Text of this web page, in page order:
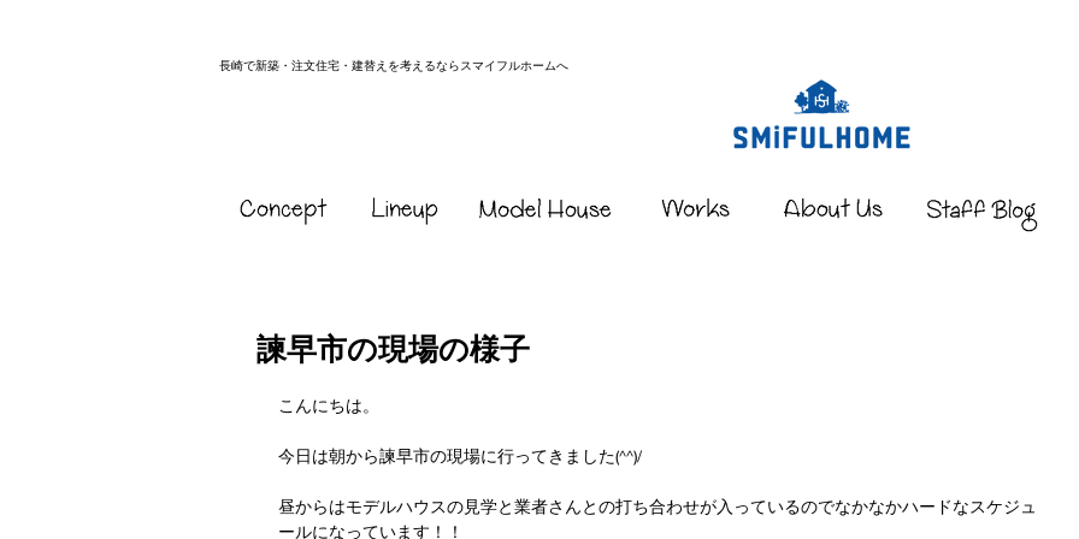
長崎で新築・注文住宅・建替えを考えるならスマイフルホームへ
諫早市の現場の様子
こんにちは。
今日は朝から諫早市の現場に行ってきました(^^)/
昼からはモデルハウスの見学と業者さんとの打ち合わせが入っているのでなかなかハードなスケジュ
ールになっています！！